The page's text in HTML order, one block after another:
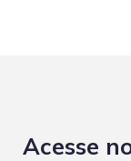
Acesse